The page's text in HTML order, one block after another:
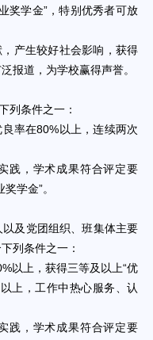
奖学金”，特别优秀者可放
产生较好社会影响，获得
报道，为学校赢得声誉。
列条件之一：
率在80%以上，连续两次
践，学术成果符合评定要
学金”。
及党团组织、班集体主要
列条件之一：
以上，获得三等及以上“优
上，工作中热心服务、认
践，学术成果符合评定要